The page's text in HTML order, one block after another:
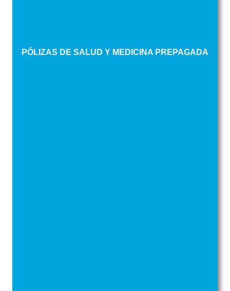
PÓLIZAS DE SALUD Y MEDICINA PREPAGADA